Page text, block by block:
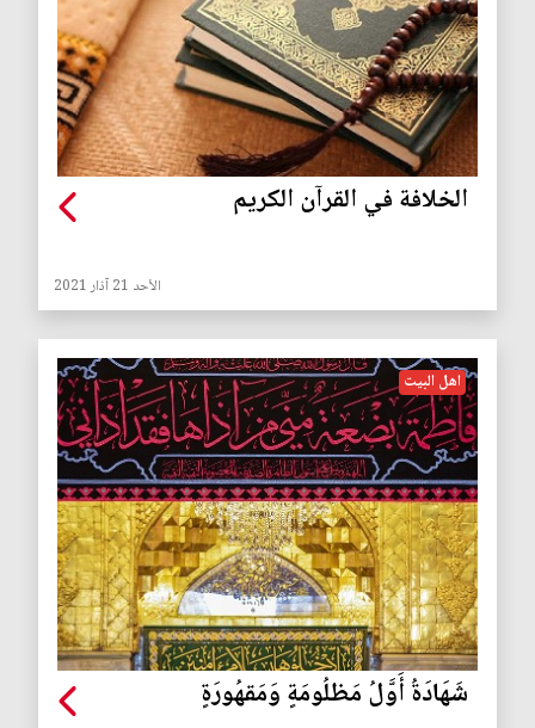
الخلافة في القرآن الكريم
الأحد 21 آذار 2021
اهل البيت
شَهَادَةُ أَوَّلُ مَظلُومَةٍ وَمَقهُورَةٍ